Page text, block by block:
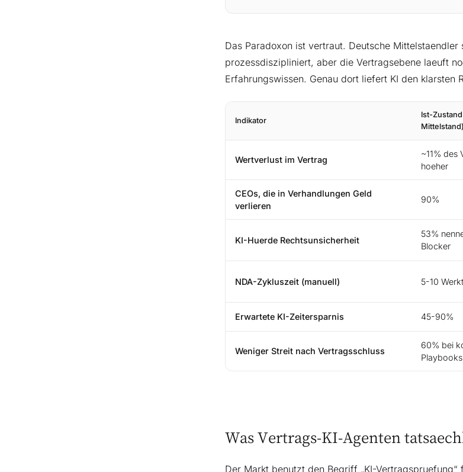
Das Paradoxon ist vertraut. Deutsche
prozessdiszipliniert, aber die Vertragsebene laeuft
Erfahrungswissen. Genau dort liefert KI den klarsten
Indikator
Ist-
Mittelstand)
Wertverlust im Vertrag
~11% des
hoeher
CEOs, die in Verhandlungen Geld
verlieren
90%
KI-Huerde Rechtsunsicherheit
53%
Blocker
NDA-Zykluszeit (manuell) 5-10
Erwartete KI-Zeitersparnis 45-90%
Weniger Streit nach Vertragsschluss
60% bei
Playbooks
Was Vertrags-KI-Agenten
Der Markt benutzt den Begriff „KI-